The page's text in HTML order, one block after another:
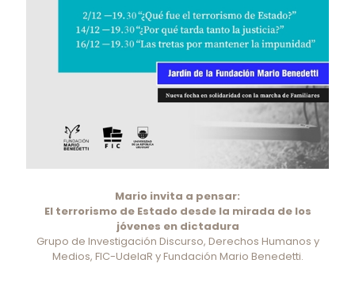
Mario invita a pensar:
El terrorismo de Estado desde la mirada de los
jóvenes en dictadura
Grupo de Investigación Discurso, Derechos Humanos y
Medios, FIC-UdelaR y Fundación Mario Benedetti.